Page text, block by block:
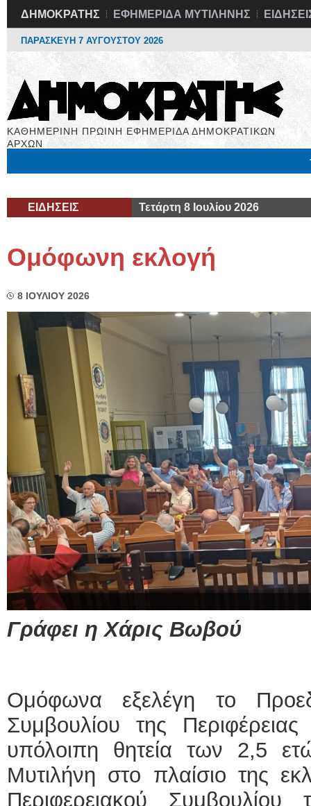
ΔΗΜΟΚΡΑΤΗΣ ΕΦΗΜΕΡΙΔΑ ΜΥΤΙΛΗΝΗΣ
ΠΑΡΑΣΚΕΥΗ 7 ΑΥΓΟΥΣΤΟΥ 2026
ΚΑΘΗΜΕΡΙΝΗ ΠΡΩΙΝΗ ΕΦΗΜΕΡΙΔΑ ΔΗΜΟΚΡΑΤΙΚΩΝ
ΑΡΧΩΝ
ΕΙΔΗΣΕΙΣ Τετάρτη 8 Ιουλίου 2026
Ομόφωνη εκλογή
8 ΙΟΥΛΙΟΥ 2026
Γράφει η Χάρις Βωβού
Ομόφωνα εξελέγη το
Συμβουλίου της
υπόλοιπη θητεία των 2,5
Μυτιλήνη στο πλαίσιο της
Περιφερειακού Συμβουλίου
Δοκιμασία
υπέρηχος
Μυτιλήνη
Φυσικοθεραπεύτρια